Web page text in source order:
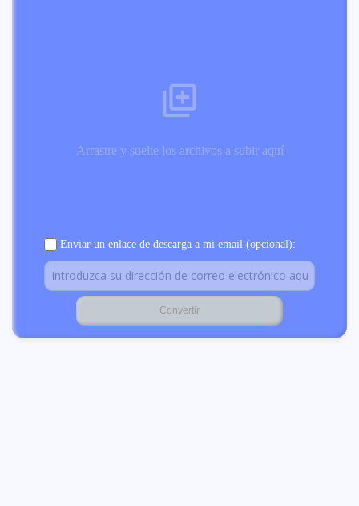
Arrastre y suelte los archivos a subir aquí
Enviar un enlace de descarga a mi email (opcional):